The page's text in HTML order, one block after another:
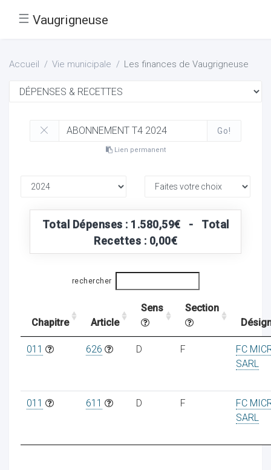
☰ Vaugrigneuse
Accueil Vie municipale Les finances de Vaugrigneuse
Go!
Lien permanent
Total Dépenses : 1.580,59€ - Total
Recettes : 0,00€
rechercher
Chapitre Article
Sens
Section
011 626 D F
FC
SARL
011 611 D F
FC
SARL